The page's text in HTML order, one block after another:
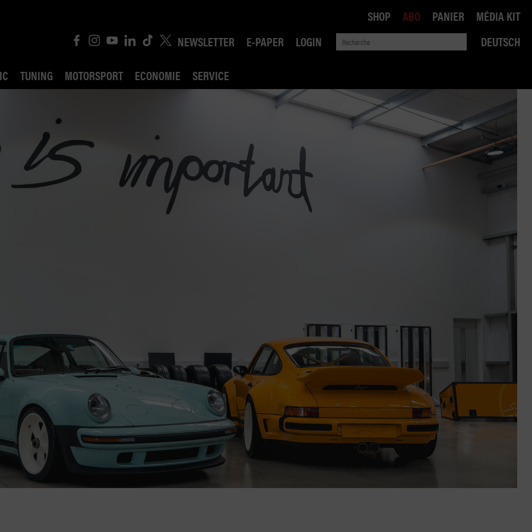
NEWSLETTER E-PAPER LOGIN
DEUTSCH
TUNING MOTORSPORT ECONOMIE SERVICE
POLITIQUE DES TRANSPORTS
COMPÉTITION
SHOP ABO PANIER MÉDIA KIT